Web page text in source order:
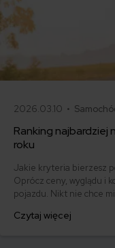
2026.03.10 •
Ranking najbardziej
roku
Jakie kryteria bierzesz
Oprócz ceny, wyglądu i
pojazdu. Nikt nie chce
aby przed dokonaniem
Czytaj więcej